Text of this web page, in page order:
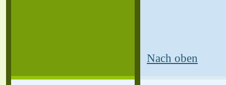
Nach oben